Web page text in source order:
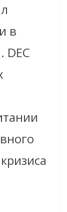
в
DEC